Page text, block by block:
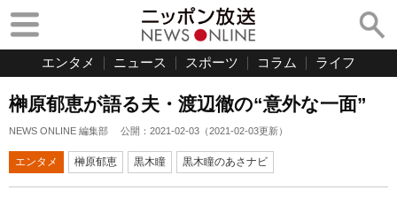
エンタメ ニュース スポーツ コラム ライフ
榊原郁恵が語る夫・渡辺徹の“意外な一面”
NEWS ONLINE 編集部 公開： 2021-02-03 （2021-02-03更新）
エンタメ 榊原郁恵 黒木瞳 黒木瞳のあさナビ